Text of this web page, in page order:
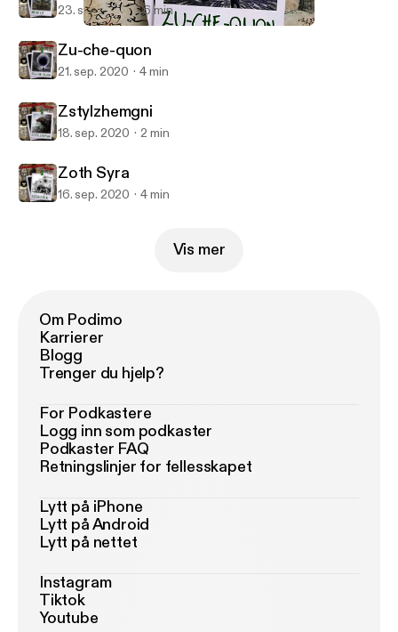
Monster in My Podcast
23. sep. 2020 6 min
Zu-che-quon
21. sep. 2020 4 min
Zstylzhemgni
18. sep. 2020 2 min
Zoth Syra
16. sep. 2020 4 min
Vis mer
Om Podimo
Karrierer
Blogg
Trenger du hjelp?
For Podkastere
Logg inn som podkaster
Podkaster FAQ
Retningslinjer for fellesskapet
Lytt på iPhone
Lytt på Android
Lytt på nettet
Instagram
Tiktok
Youtube